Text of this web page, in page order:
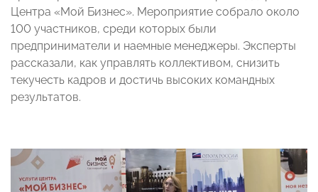
Центра «Мой Бизнес». Мероприятие собрало около
100 участников, среди которых были
предприниматели и наемные менеджеры. Эксперты
рассказали, как управлять коллективом, снизить
текучесть кадров и достичь высоких командных
результатов.